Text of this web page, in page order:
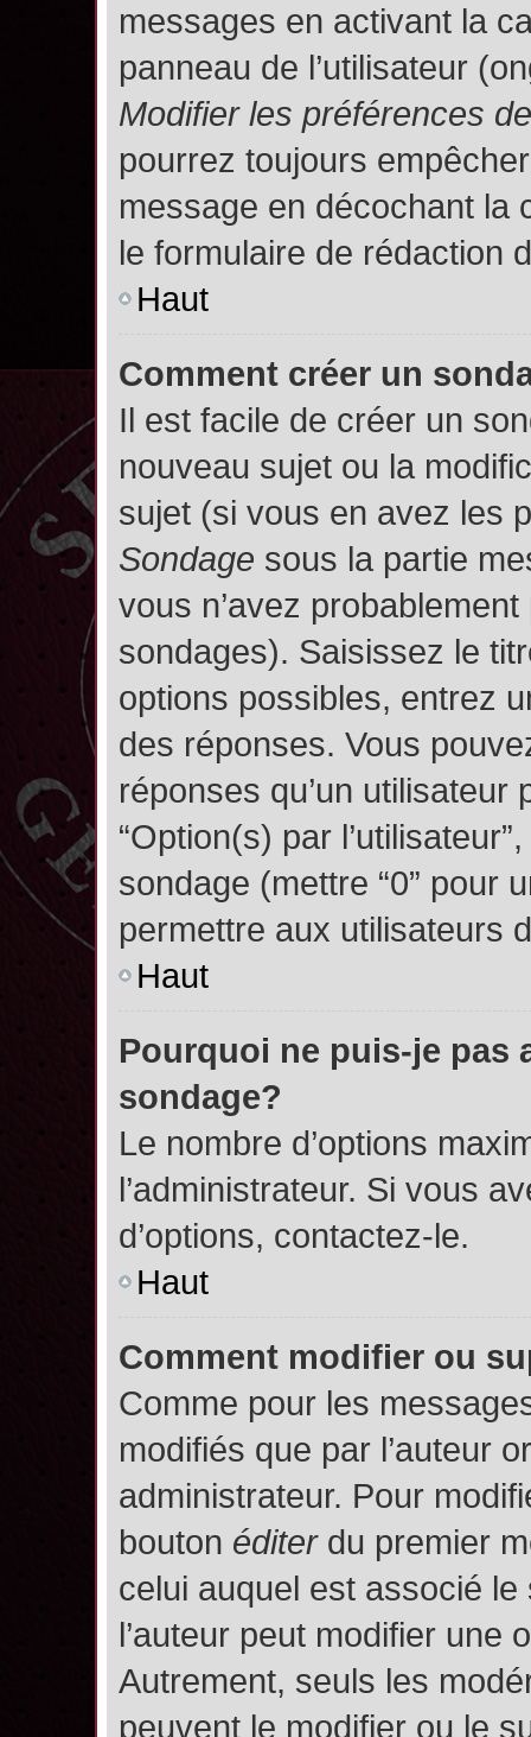
messages en activant la
panneau de l’utilisateur
Modifier les préférences
pourrez toujours
message en décochant la
le formulaire de rédaction
Haut
Comment créer un
Il est facile de créer un
nouveau sujet ou la
sujet (si vous en avez les
Sondage sous la partie
vous n’avez
sondages). Saisissez le
options possibles, entrez
des réponses. Vous
réponses qu’un
“Option(s) par
sondage (mettre “0” pour
permettre aux utilisateurs
Haut
Pourquoi ne puis-je pas
sondage?
Le nombre d’options
l’administrateur. Si vous
d’options, contactez-le.
Haut
Comment modifier ou
Comme pour les
modifiés que par l’auteur
administrateur. Pour
bouton éditerdu premier
celui auquel est associé le
l’auteur peut modifier une
Autrement, seuls les
peuvent le modifier ou le